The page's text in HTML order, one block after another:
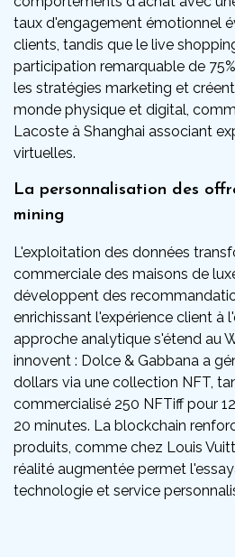
taux d'engagement émotionnel
clients, tandis que le live
participation remarquable de
les stratégies marketing et
monde physique et digital,
Lacoste à Shanghai associant
virtuelles.
La personnalisation des
mining
L'exploitation des données
commerciale des maisons de
développent des
enrichissant l'expérience client à
approche analytique s'étend au
innovent : Dolce & Gabbana a
dollars via une collection NFT,
commercialisé 250 NFTiff pour
20 minutes. La blockchain
produits, comme chez Louis
réalité augmentée permet
technologie et service